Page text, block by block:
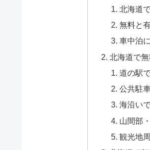
北海道
無料と
車中泊
北海道で
道の駅
公共駐
海沿い
山間部
観光地